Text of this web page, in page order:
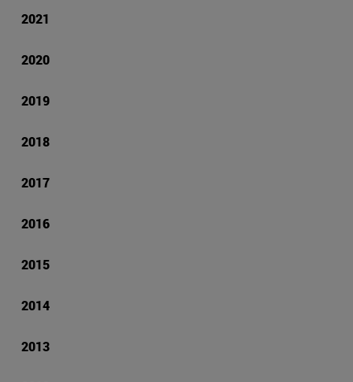
2021
2020
2019
2018
2017
2016
2015
2014
2013